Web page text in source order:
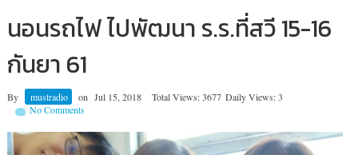
นอนรถไฟ ไปพัฒนา ร.ร.ที่สวี 15-16
กันยา 61
By mustradio on Jul 15, 2018 Total Views: 3677 Daily Views: 3
No Comments